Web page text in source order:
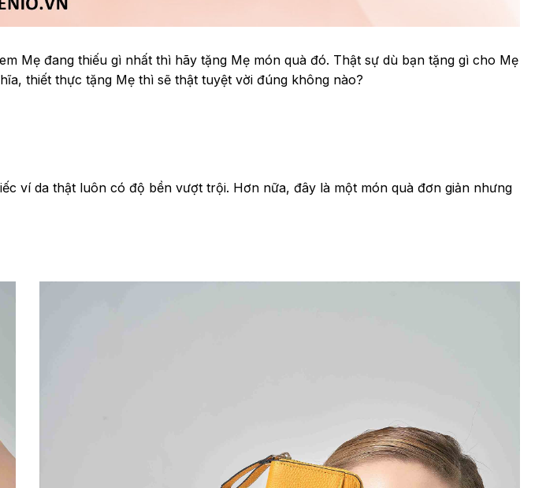
Mẹ đang thiếu gì nhất thì hãy tặng Mẹ món quà đó. Thật sự dù bạn tặng gì cho Mẹ
thiết thực tặng Mẹ thì sẽ thật tuyệt vời đúng không nào?
ví da thật luôn có độ bền vượt trội. Hơn nữa, đây là một món quà đơn giản nhưng